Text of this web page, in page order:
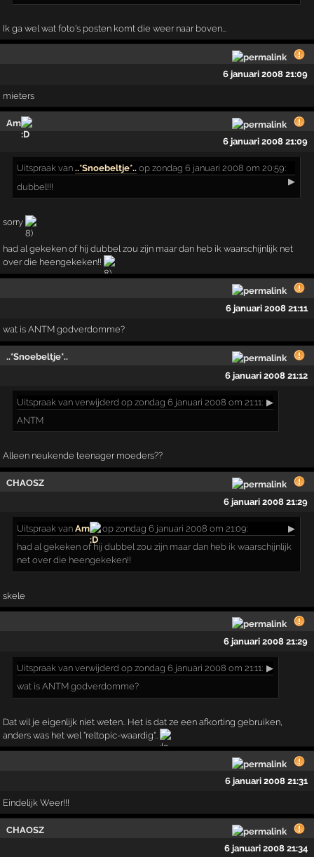
Ik ga wel wat foto's posten komt die weer naar boven...
6 januari 2008 21:09
mieters
Am
6 januari 2008 21:09
Uitspraak van..*Snoebeltje*.. op zondag 6 januari 2008 om 20:59:
▶
dubbel!!!
sorry
had al gekeken of hij dubbel zou zijn maar dan heb ik waarschijnlijk net
over die heengekeken!!
6 januari 2008 21:11
wat is ANTM godverdomme?
..*Snoebeltje*..
6 januari 2008 21:12
Uitspraak van verwijderd op zondag 6 januari 2008 om 21:11: ▶
ANTM
Alleen neukende teenager moeders??
CHAOSZ
6 januari 2008 21:29
Uitspraak vanAm op zondag 6 januari 2008 om 21:09:
▶
had al gekeken of hij dubbel zou zijn maar dan heb ik waarschijnlijk
net over die heengekeken!!
skele
6 januari 2008 21:29
Uitspraak van verwijderd op zondag 6 januari 2008 om 21:11: ▶
wat is ANTM godverdomme?
Dat wil je eigenlijk niet weten.. Het is dat ze een afkorting gebruiken,
anders was het wel "reltopic-waardig"..
6 januari 2008 21:31
Eindelijk Weer!!!
CHAOSZ
6 januari 2008 21:34